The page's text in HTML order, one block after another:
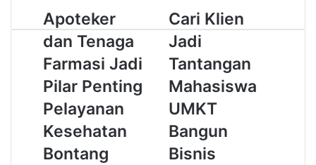
Apoteker
dan
Tenaga
Farmasi
Jadi
Pilar
Penting
Pelayanan
Kesehatan
Bontang
Apoteker
dan Tenaga
Farmasi Jadi
Pilar Penting
Pelayanan
Kesehatan
Bontang
Cari
Klien
Jadi
Tantangan
Mahasiswa
UMKT
Bangun
Bisnis
Konten
Digital
Cari Klien
Jadi
Tantangan
Mahasiswa
UMKT
Bangun
Bisnis